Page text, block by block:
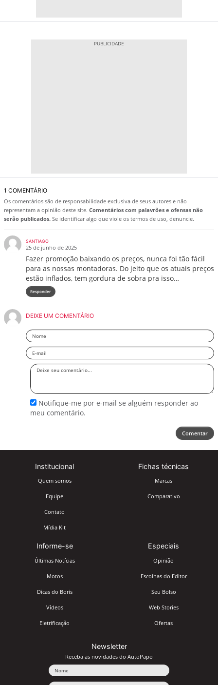
1 COMENTÁRIO
Os comentários são de responsabilidade exclusiva de seus autores e não
representam a opinião deste site. Comentários com palavrões e ofensas não
serão publicados. Se identificar algo que viole os termos de uso, denuncie.
SANTIAGO
25 de junho de 2025
Fazer promoção baixando os preços, nunca foi tão fácil
para as nossas montadoras. Do jeito que os atuais preços
estão inflados, tem gordura de sobra pra isso…
Responder
DEIXE UM COMENTÁRIO
Nome
Email
Deixe
Notifique-me por e-mail se alguém responder ao
meu comentário.
Comentar
Institucional
Quem somos
Equipe
Contato
Mídia Kit
Fichas técnicas
Marcas
Comparativo
Informe-se
Últimas Notícias
Motos
Dicas do Boris
Vídeos
Eletrificação
Especiais
Opinião
Escolhas do Editor
Seu Bolso
Web Stories
Ofertas
Newsletter
Receba as novidades do AutoPapo